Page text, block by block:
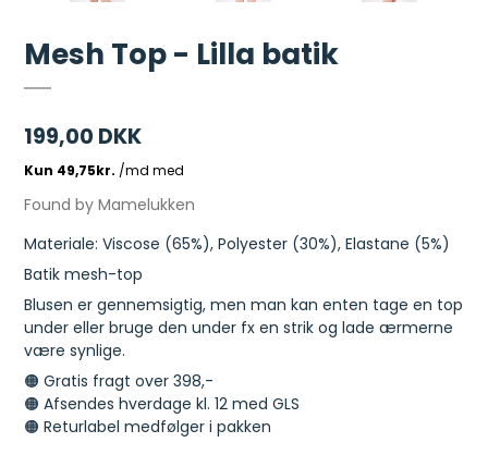
Mesh Top - Lilla batik
199,00 DKK
Found by Mamelukken
Materiale: Viscose (65%), Polyester (30%), Elastane (5%)
Batik mesh-top
Blusen er gennemsigtig, men man kan enten tage en top
under eller bruge den under fx en strik og lade ærmerne
være synlige.
🟠 Gratis fragt over 398,-
🟠 Afsendes hverdage kl. 12 med GLS
🟠 Returlabel medfølger i pakken